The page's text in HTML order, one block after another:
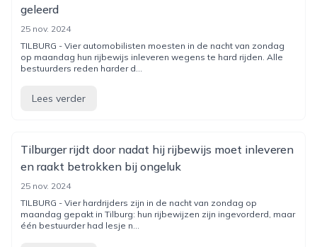
geleerd
25 nov. 2024
TILBURG - Vier automobilisten moesten in de nacht van zondag
op maandag hun rijbewijs inleveren wegens te hard rijden. Alle
bestuurders reden harder d...
Lees verder
Tilburger rijdt door nadat hij rijbewijs moet inleveren
en raakt betrokken bij ongeluk
25 nov. 2024
TILBURG - Vier hardrijders zijn in de nacht van zondag op
maandag gepakt in Tilburg: hun rijbewijzen zijn ingevorderd, maar
één bestuurder had lesje n...